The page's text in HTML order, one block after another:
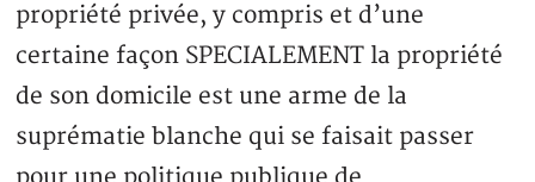
propriété privée, y compris et d’une
certaine façon SPECIALEMENT la propriété
de son domicile est une arme de la
suprématie blanche qui se faisait passer